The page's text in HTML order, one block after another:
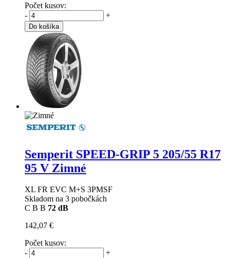
Počet kusov:
-
+
Do košíka
Semperit SPEED-GRIP 5 205/55 R17
95 V Zimné
XL FR EVC M+S 3PMSF
Skladom na 3 pobočkách
C B B 72 dB
142,07 €
Počet kusov:
-
+